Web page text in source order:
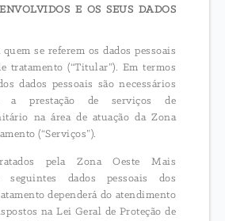
E OS SEUS DADOS
se referem os dados pessoais
tratamento (“Titular”). Em termos
dados pessoais são necessários
a prestação de serviços de
na área de atuação da Zona
(“Serviços”).
pela Zona Oeste Mais
seguintes dados pessoais dos
dependerá do atendimento
na Lei Geral de Proteção de